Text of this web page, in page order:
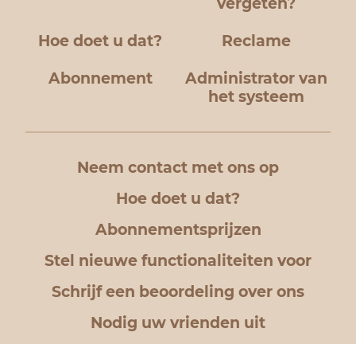
Hoe doet u dat? Reclame
Abonnement
Administrator van
het systeem
Neem contact met ons op
Hoe doet u dat?
Abonnementsprijzen
Stel nieuwe functionaliteiten voor
Schrijf een beoordeling over ons
Nodig uw vrienden uit